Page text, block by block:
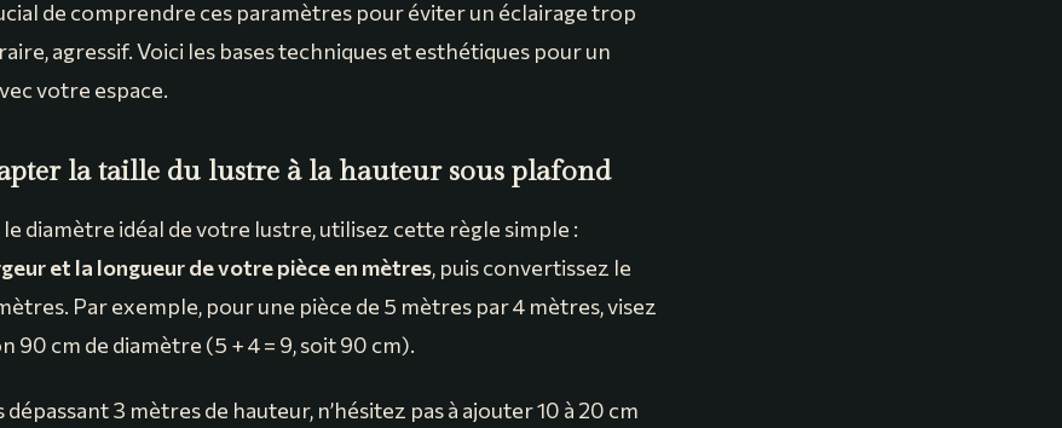
de comprendre ces paramètres pour éviter un éclairage trop
agressif. Voici les bases techniques et esthétiques pour un
votre espace.
la taille du lustre à la hauteur sous plafond
diamètre idéal de votre lustre, utilisez cette règle simple :
et la longueur de votre pièce en mètres, puis convertissez le
Par exemple, pour une pièce de 5 mètres par 4 mètres, visez
90 cm de diamètre (5 + 4 = 9, soit 90 cm).
3 mètres de hauteur, n’hésitez pas à ajouter 10 à 20 cm